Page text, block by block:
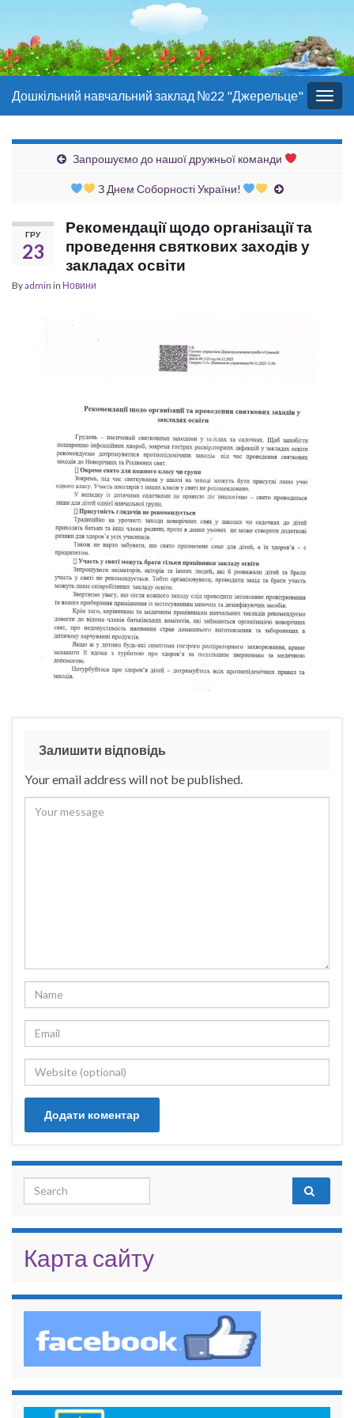
Дошкільний навчальний заклад №22 "Джерельце"
Запрошуємо до нашої дружньої команди
З Днем Соборності України!
ГРУ
23
Рекомендації щодо організації та
проведення святкових заходів у
закладах освіти
Byadmin in Новини
Залишити відповідь
Your email address will not be published.
Search for:
Карта сайту